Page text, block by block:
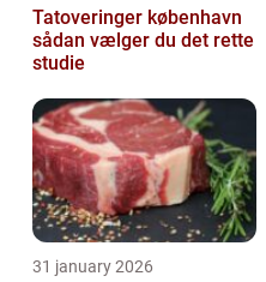
Tatoveringer københavn
sådan vælger du det rette
studie
31 january 2026